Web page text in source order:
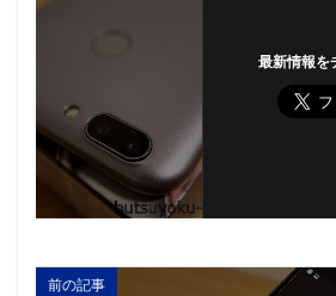
最新情報を
前の記事